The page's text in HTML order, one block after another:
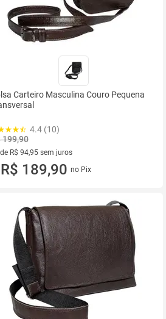
Carteiro Masculina Couro Pequena
4.4 (10)
199,90
R$ 94,95 sem juros
de R$ 94,95 sem juros
R$ 189,90 no Pix